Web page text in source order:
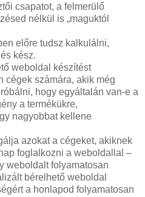
csapatot, a felmerülő
nélkül is „maguktól
előre tudsz kalkulálni,
kész.
weboldal készítést
cégek számára, akik még
hogy egyáltalán van-e a
a termékükre,
nagyobbat kellene
azokat a cégeket, akiknek
foglalkozni a weboldallal –
weboldalt folyamatosan
bérelhető weboldal
a honlapod folyamatosan